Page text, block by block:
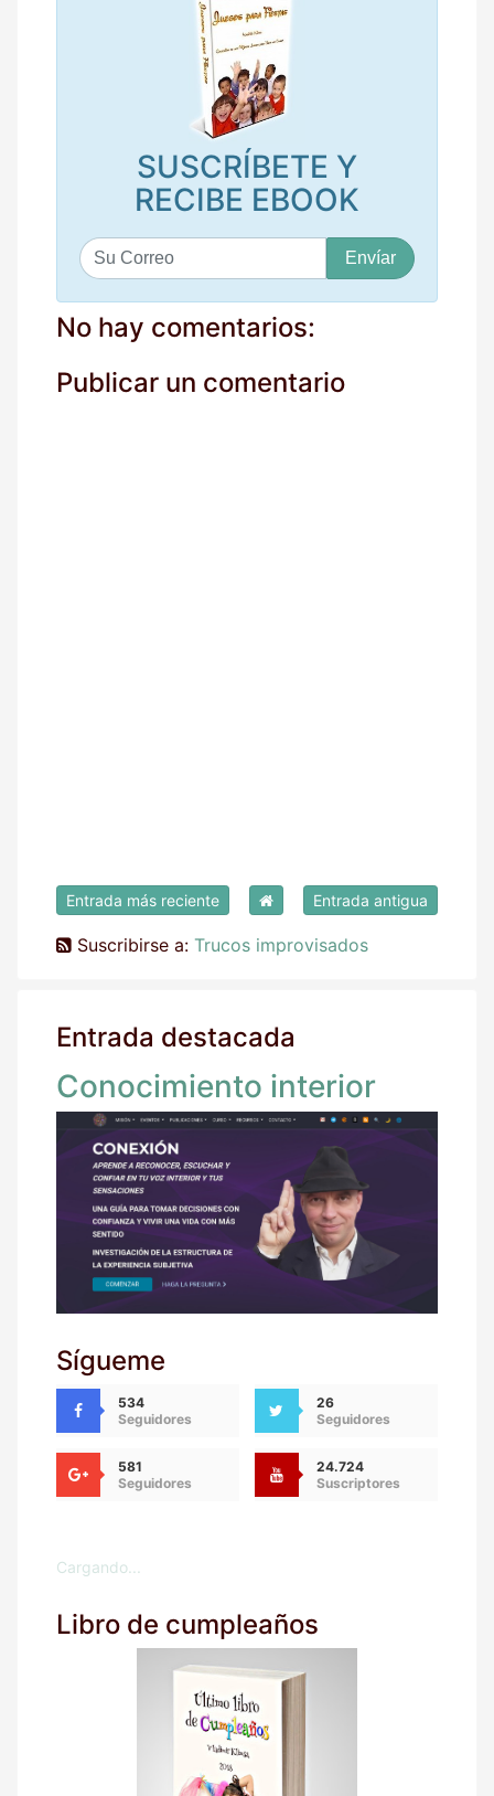
SUSCRÍBETE Y
RECIBE EBOOK
u
c
o
e
No hay comentarios:
Publicar un comentario
Entrada más reciente Entrada antigua
Suscribirse a: Trucos improvisados
Entrada destacada
Conocimiento interior
Sígueme
534
Seguidores
26
Seguidores
581
Seguidores
24.724
Suscriptores
Cargando...
Libro de cumpleaños